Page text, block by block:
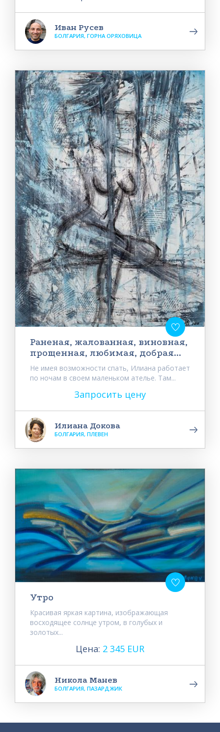
Иван Русев
БОЛГАРИЯ, ГОРНА ОРЯХОВИЦА
Раненая, жалованная, виновная,
прощенная, любимая, добрая...
Не имея возможности спать, Илиана работает
по ночам в своем маленьком ателье. Там...
Запросить цену
Илиана Докова
БОЛГАРИЯ, ПЛЕВЕН
Утро
Красивая яркая картина, изображающая
восходящее солнце утром, в голубых и
золотых...
Цена: 2 345 EUR
Никола Манев
БОЛГАРИЯ, ПАЗАРДЖИК